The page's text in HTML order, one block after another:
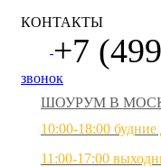
КОНТАКТЫ
+7
звонок
ШОУРУМ В
10:00-18:00 будние
11:00-17:00